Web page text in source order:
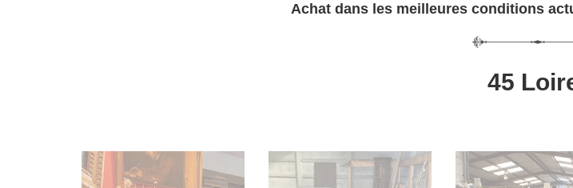
Achat dans les meilleures conditions
45